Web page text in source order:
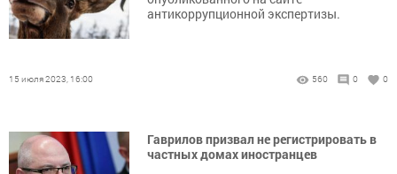
антикоррупционной экспертизы.
15 июля 2023, 16:00 560 0 0
Гаврилов призвал не регистрировать в
частных домах иностранцев